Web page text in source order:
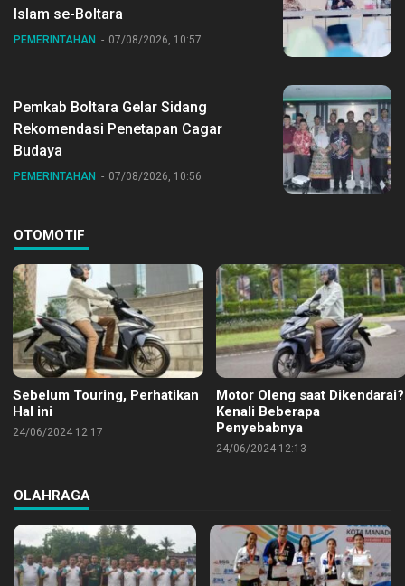
Islam se-Boltara
PEMERINTAHAN 07/08/2026, 10:57
Pemkab Boltara Gelar Sidang
Rekomendasi Penetapan Cagar
Budaya
PEMERINTAHAN 07/08/2026, 10:56
OTOMOTIF
Sebelum Touring, Perhatikan
Hal ini
24/06/2024 12:17
Motor Oleng saat Dikendarai?
Kenali Beberapa
Penyebabnya
24/06/2024 12:13
OLAHRAGA